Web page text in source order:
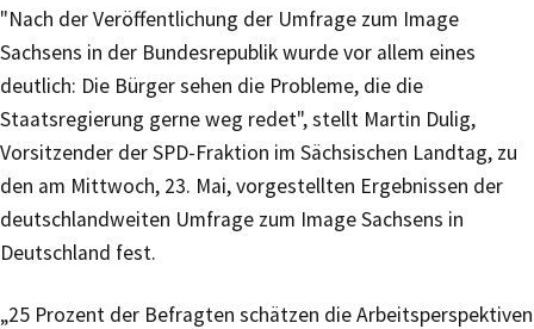
"Nach der Veröffentlichung der Umfrage zum Image
Sachsens in der Bundesrepublik wurde vor allem eines
deutlich: Die Bürger sehen die Probleme, die die
Staatsregierung gerne weg redet", stellt Martin Dulig,
Vorsitzender der SPD-Fraktion im Sächsischen Landtag, zu
den am Mittwoch, 23. Mai, vorgestellten Ergebnissen der
deutschlandweiten Umfrage zum Image Sachsens in
Deutschland fest.
„25 Prozent der Befragten schätzen die Arbeitsperspektiven